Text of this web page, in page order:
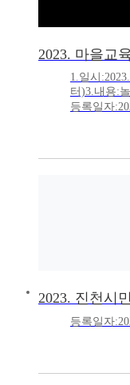
2023. 마을교
1.일시
터)3.내용:
등록일자
등록일자